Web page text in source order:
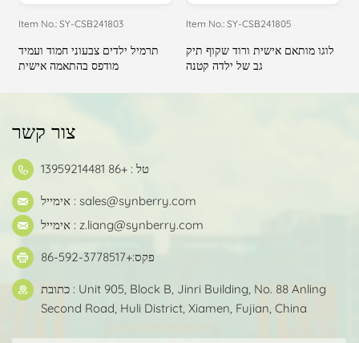
Item No.: SY-CSB241803
תרמיל ילדים צבעוני חמוד ועמיד
מודפס בהתאמה אישית
Item No.: SY-CSB241805
לוגו מותאם אישית ורוד שקוף תיק
גב של ילדה קטנה
צור קשר
טל : +86 13959214481
אימייל : sales@synberry.com
אימייל : z.liang@synberry.com
פקס:+86-592-3778517
כתובת : Unit 905, Block B, Jinri Building, No. 88 Anling
Second Road, Huli District, Xiamen, Fujian, China